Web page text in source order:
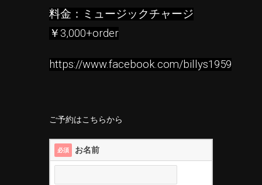
料金：ミュージックチャージ
￥3,000+order
https://www.facebook.com/billys1959
ご予約はこちらから
必須 お名前